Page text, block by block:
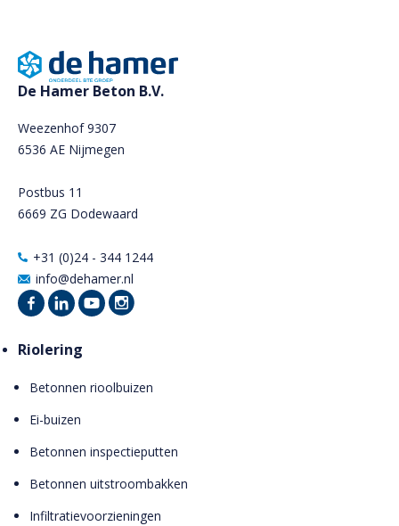
De Hamer Beton B.V.
Weezenhof 9307
6536 AE Nijmegen
Postbus 11
6669 ZG Dodewaard
+31 (0)24 - 344 1244
info@dehamer.nl
Riolering
Betonnen rioolbuizen
Ei-buizen
Betonnen inspectieputten
Betonnen uitstroombakken
Infiltratievoorzieningen